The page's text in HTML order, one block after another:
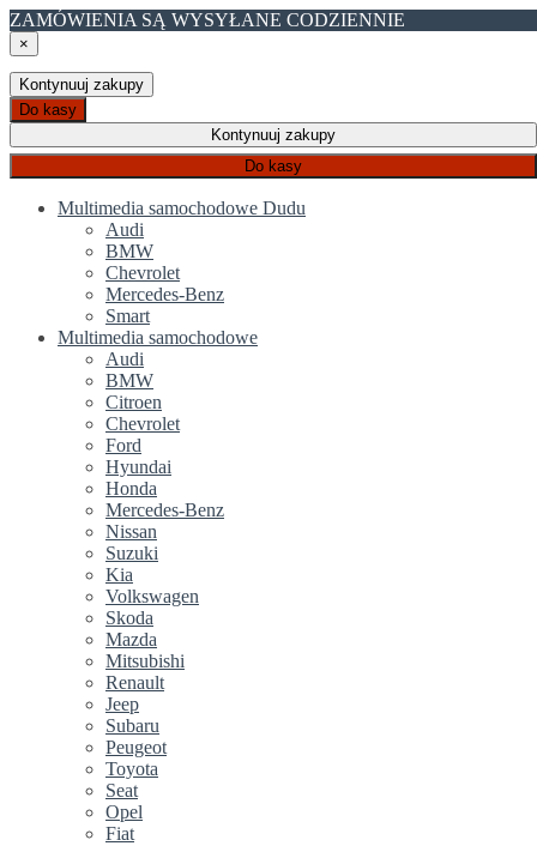
ZAMÓWIENIA SĄ WYSYŁANE CODZIENNIE
×
Kontynuuj zakupy
Do kasy
Kontynuuj zakupy
Do kasy
Multimedia samochodowe Dudu
Audi
BMW
Chevrolet
Mercedes-Benz
Smart
Multimedia samochodowe
Audi
BMW
Citroen
Chevrolet
Ford
Hyundai
Honda
Mercedes-Benz
Nissan
Suzuki
Kia
Volkswagen
Skoda
Mazda
Mitsubishi
Renault
Jeep
Subaru
Peugeot
Toyota
Seat
Opel
Fiat